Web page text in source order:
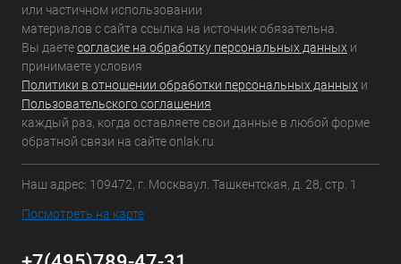
или частичном использовании
материалов с сайта ссылка на источник обязательна.
Вы даетесогласие на обработку персональных данных и
принимаете условия
Политики в отношении обработки персональных данных и
Пользовательского соглашения
каждый раз, когда оставляете свои данные в любой форме
обратной связи на сайте onlak.ru
Наш адрес: 109472, г. Москваул. Ташкентская, д. 28, стр. 1
Посмотреть на карте